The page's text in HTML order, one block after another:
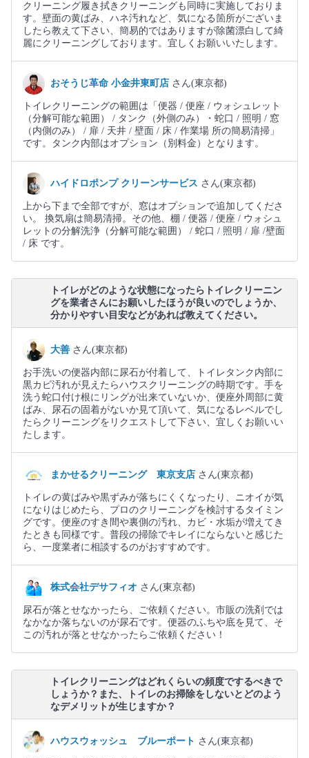
クリーニング履き拭きクリーニングも同時に実施しておりま
す。壁面の黄ばみ、ハネ汚れなど、気になる箇所がございま
したら教えて下さい、簡易的ではありますが除菌漂白して綺
麗にクリーニングしております。宜しくお願いいたします。
おそうじ革命 小金井東町店 さん(東京都)
トイレクリーニングの範囲は「便器 / 便座 / ウォシュレット
（分解可能な範囲） / タンク（外側のみ）・蛇口 / 照明 / 窓
（内側のみ） / 扉 / 天井 / 壁面 / 床 / 作業場 所の簡易清掃」
です。タンク内部はオプション（別料金）となります。
ハイドロポンプ クリーンサービス さん(東京都)
上から下まで全部ですが、窓はオプションで追加してくださ
い。 換気扇は簡易清掃。その他、棚 / 便器 / 便座 / ウォシュ
レットの分解洗浄（分解可能な範囲） / 蛇口 / 照明 / 扉 /壁面
/ 床 です。
トイレがどのような状態になったらトイレクリーニン
グを業者さんにお願いしたほうが良いのでしょうか、
分かりやすい目安などがあれば教えてください。
大善 さん(東京都)
お手洗いの便器内部に尿石が付着して、トイレタンク内部に
黒カビ汚れが見えたらハウスクリーニングの時期です。手を
洗う蛇口付け根にリングが出来ていないか、便座外周部に黄
ばみ、尿石の固着がないか見て頂いて、気になるレベルでし
たらクリーニングをリクエストして下さい、宜しくお願いい
たします。
まかせるクリーニング 東京支店 さん(東京都)
トイレの黄ばみや黒ずみが落ちにくくなったり、ニオイが気
になりはじめたら、プロのクリーニングを検討するタイミン
グです。便座のすき間や裏側の汚れ、カビ・水垢が増えてき
たときも同様です。普段の掃除でキレイにならないと感じた
ら、一度業者に相談するのがおすすめです。
株式会社デサフィオ さん(東京都)
尿石が落とせなかったら、ご依頼ください。市販の洗剤では
なかなか落ちないのが尿石です。便器のふちや底を見て、そ
この汚れが落とせなかったらご依頼ください！
トイレクリーニングはどれくらいの頻度でするべきで
しょうか？また、トイレのお掃除をしないとどのよう
なデメリットが生じますか？
ハウスウォッシュ ブルーポート さん(東京都)